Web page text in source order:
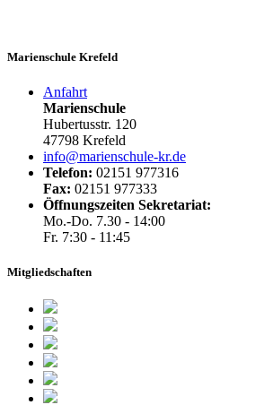
Marienschule Krefeld
Anfahrt
Marienschule
Hubertusstr. 120
47798 Krefeld
info@marienschule-kr.de
Telefon: 02151 977316
Fax: 02151 977333
Öffnungszeiten Sekretariat:
Mo.-Do. 7.30 - 14:00
Fr. 7:30 - 11:45
Mitgliedschaften